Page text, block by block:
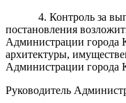
4. Контроль за
постановления
Администрации города
архитектуры,
Администрации города
Руководитель